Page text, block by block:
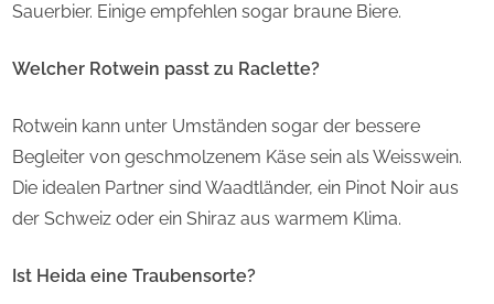
Sauerbier. Einige empfehlen sogar braune Biere.
Welcher Rotwein passt zu Raclette?
Rotwein kann unter Umständen sogar der bessere
Begleiter von geschmolzenem Käse sein als Weisswein.
Die idealen Partner sind Waadtländer, ein Pinot Noir aus
der Schweiz oder ein Shiraz aus warmem Klima.
Ist Heida eine Traubensorte?